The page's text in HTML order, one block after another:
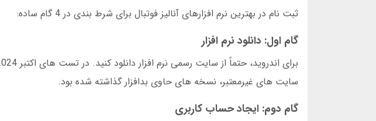
ثبت نام در بهترین نرم افزارهای آنالیز فوتبال برای شرط بندی در 4 گام ساده:
گام اول: دانلود نرم افزار
سایت های غیرمعتبر، نسخه های حاوی بدافزار گذاشته شده بود.
گام دوم: ایجاد حساب کاربری